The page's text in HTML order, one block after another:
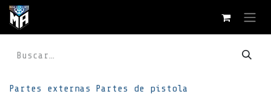
Ir al contenido
Partes externas Partes de pistola